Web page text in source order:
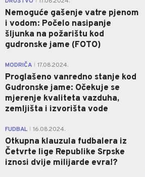
Nemoguće gašenje vatre pjenom
i vodom: Počelo nasipanje
šljunka na požarištu kod
gudronske jame (FOTO)
MODRIČA 17.08.2024.
Proglašeno vanredno stanje kod
Gudronske jame: Očekuje se
mjerenje kvaliteta vazduha,
zemljišta i izvorišta vode
FUDBAL 16.08.2024.
Otkupna klauzula fudbalera iz
Četvrte lige Republike Srpske
iznosi dvije milijarde evra!?